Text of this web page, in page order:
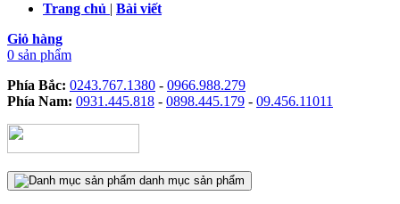
Trang chủ | Bài viết
Giỏ hàng
0 sản phẩm
Phía Bắc: 0243.767.1380 - 0966.988.279
Phía Nam: 0931.445.818 - 0898.445.179 - 09.456.11011
danh mục sản phẩm